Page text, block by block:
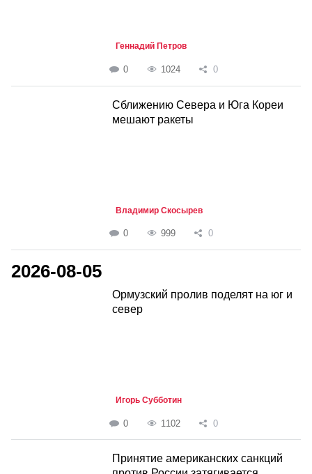
Геннадий Петров
0 1024 0
Сближению Севера и Юга Кореи
мешают ракеты
Владимир Скосырев
0 999 0
2026-08-05
Ормузский пролив поделят на юг и
север
Игорь Субботин
0 1102 0
Принятие американских санкций